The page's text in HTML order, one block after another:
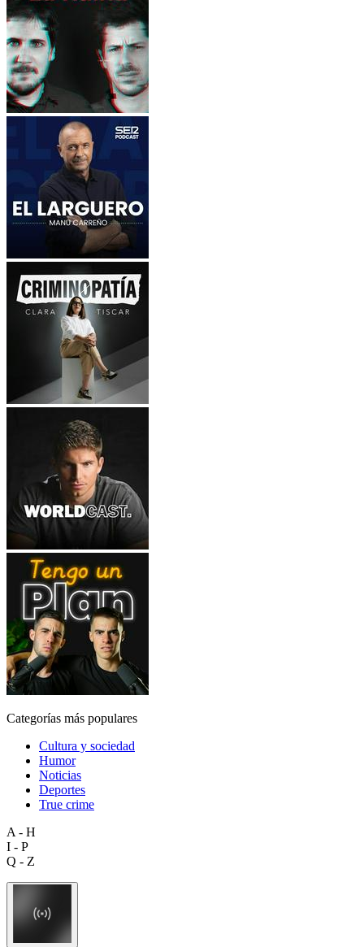
Categorías más populares
Cultura y sociedad
Humor
Noticias
Deportes
True crime
A - H
I - P
Q - Z